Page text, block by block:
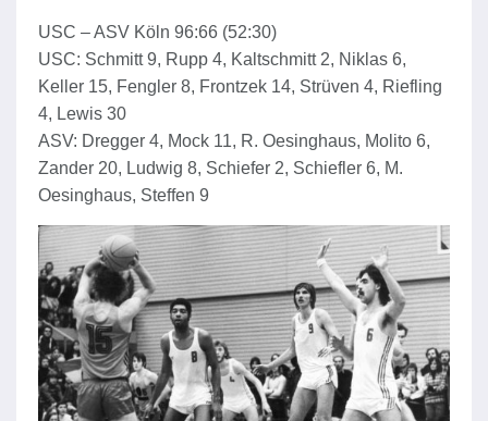
USC – ASV Köln 96:66 (52:30)
USC: Schmitt 9, Rupp 4, Kaltschmitt 2, Niklas 6,
Keller 15, Fengler 8, Frontzek 14, Strüven 4, Riefling
4, Lewis 30
ASV: Dregger 4, Mock 11, R. Oesinghaus, Molito 6,
Zander 20, Ludwig 8, Schiefer 2, Schiefler 6, M.
Oesinghaus, Steffen 9